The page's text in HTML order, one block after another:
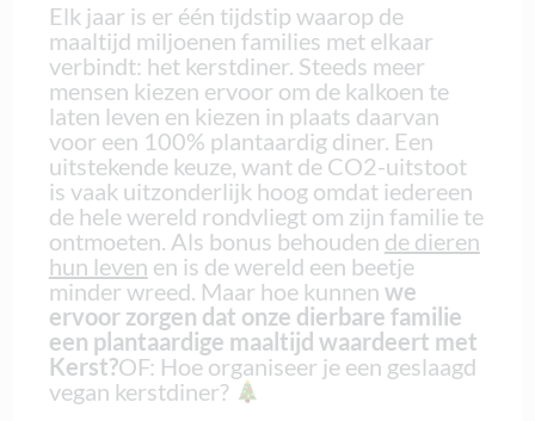
Elk jaar is er één tijdstip waarop de
maaltijd miljoenen families met elkaar
verbindt: het kerstdiner. Steeds meer
mensen kiezen ervoor om de kalkoen te
laten leven en kiezen in plaats daarvan
voor een 100% plantaardig diner. Een
uitstekende keuze, want de CO2-uitstoot
is vaak uitzonderlijk hoog omdat iedereen
de hele wereld rondvliegt om zijn familie te
ontmoeten. Als bonus behouden de dieren
hun leven en is de wereld een beetje
minder wreed. Maar hoe kunnen we
ervoor zorgen dat onze dierbare familie
een plantaardige maaltijd waardeert met
Kerst?OF: Hoe organiseer je een geslaagd
vegan kerstdiner?